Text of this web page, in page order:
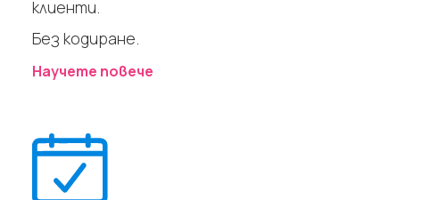
клиенти.
Без кодиране.
Научете повече